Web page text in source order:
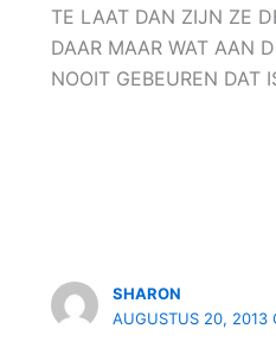
TE LAAT DAN ZIJN ZE
DAAR MAAR WAT AAN
NOOIT GEBEUREN DAT
SHARON
AUGUSTUS 20, 2013